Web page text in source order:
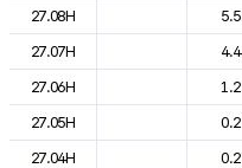
27.08H
5.5
27.07H
4.4
27.06H
1.2
27.05H
0.2
27.04H
0.2